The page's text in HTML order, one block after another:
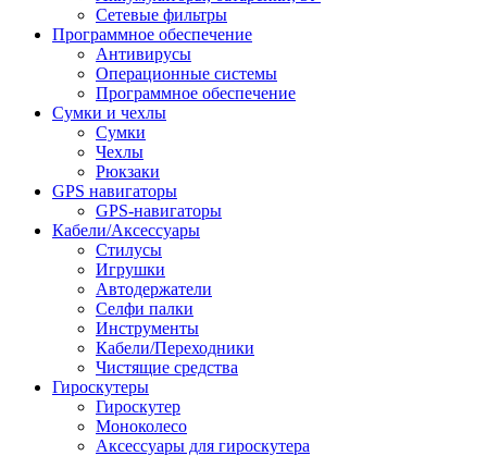
Сетевые фильтры
Программное обеспечение
Антивирусы
Операционные системы
Программное обеспечение
Сумки и чехлы
Сумки
Чехлы
Рюкзаки
GPS навигаторы
GPS-навигаторы
Кабели/Аксессуары
Стилусы
Игрушки
Автодержатели
Селфи палки
Инструменты
Кабели/Переходники
Чистящие средства
Гироскутеры
Гироскутер
Моноколесо
Аксессуары для гироскутера